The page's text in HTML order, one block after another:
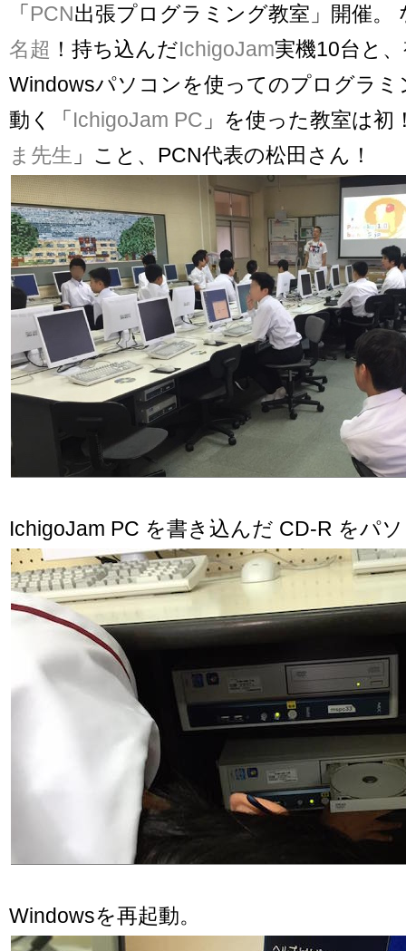
「PCN出張プログラミング教室」開催。
名超 ！持ち込んだIchigoJam実機10台と
Windowsパソコンを使ってのプログラミ
動く「IchigoJam PC 」を使った教室は初
ま先生 」こと、PCN代表の松田さん！
IchigoJam PC を書き込んだ CD-R をパ
Windowsを再起動。